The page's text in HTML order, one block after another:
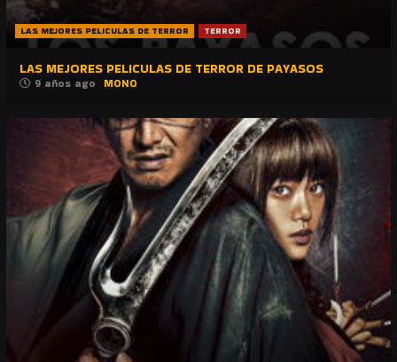
LAS MEJORES PELICULAS DE TERROR TERROR
LAS MEJORES PELICULAS DE TERROR DE PAYASOS
9 años ago MONO